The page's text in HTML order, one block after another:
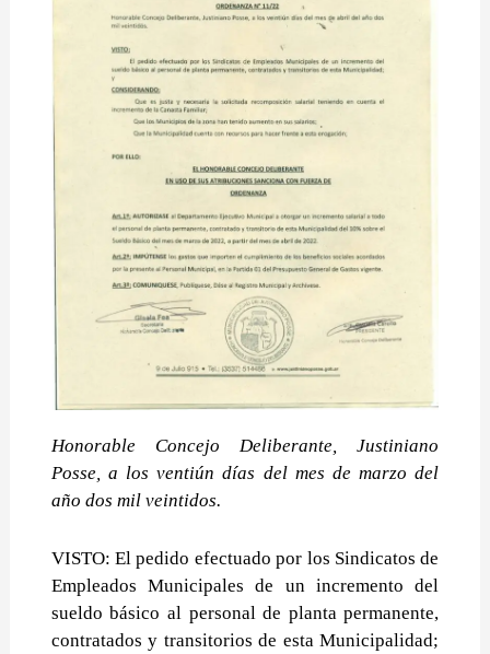
Honorable Concejo Deliberante, Justiniano
Posse, a los ventiún días del mes de marzo del
año dos mil veintidos.
VISTO: El pedido efectuado por los Sindicatos de
Empleados Municipales de un incremento del
sueldo básico al personal de planta permanente,
contratados y transitorios de esta Municipalidad;